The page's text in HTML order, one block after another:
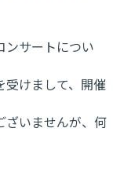
ンサートについ
受けまして、開催
ざいませんが、何